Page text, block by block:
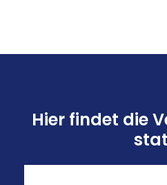
Hier findet die